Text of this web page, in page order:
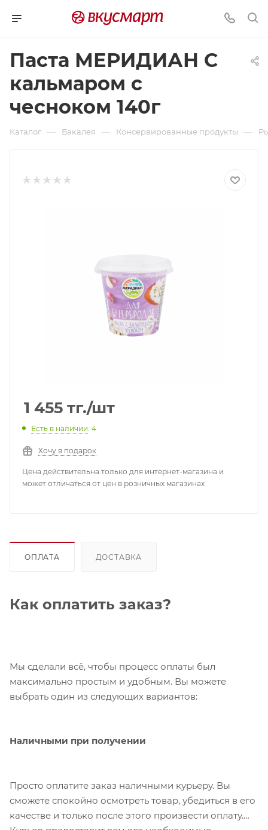
Паста МЕРИДИАН С
кальмаром с
чесноком 140г
Каталог — Бакалея — Консервированные продукты —
1 455 тг./шт
Есть в наличии: 4
Хочу в подарок
Цена действительна только для интернет-магазина и
может отличаться от цен в розничных магазинах
ОПЛАТА ДОСТАВКА
Как оплатить заказ?
Мы сделали всё, чтобы процесс оплаты был
максимально простым и удобным. Вы можете
выбрать один из следующих вариантов:
Наличными при получении
Просто оплатите заказ наличными курьеру. Вы
сможете спокойно осмотреть товар, убедиться в его
качестве и только после этого произвести оплату.